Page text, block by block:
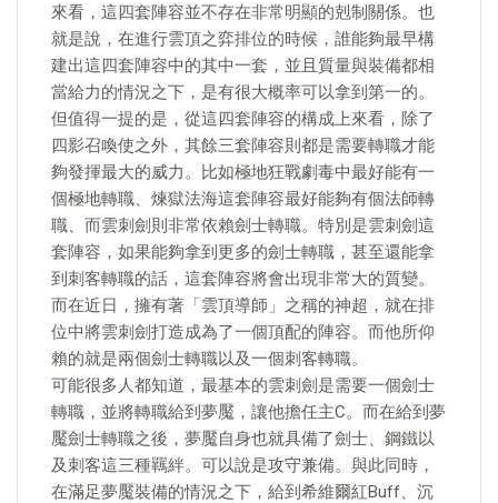
來看，這四套陣容並不存在非常明顯的剋制關係。也
就是說，在進行雲頂之弈排位的時候，誰能夠最早構
建出這四套陣容中的其中一套，並且質量與裝備都相
當給力的情況之下，是有很大概率可以拿到第一的。
但值得一提的是，從這四套陣容的構成上來看，除了
四影召喚使之外，其餘三套陣容則都是需要轉職才能
夠發揮最大的威力。比如極地狂戰劇毒中最好能有一
個極地轉職、煉獄法海這套陣容最好能夠有個法師轉
職、而雲刺劍則非常依賴劍士轉職。特別是雲刺劍這
套陣容，如果能夠拿到更多的劍士轉職，甚至還能拿
到刺客轉職的話，這套陣容將會出現非常大的質變。
而在近日，擁有著「雲頂導師」之稱的神超，就在排
位中將雲刺劍打造成為了一個頂配的陣容。而他所仰
賴的就是兩個劍士轉職以及一個刺客轉職。
可能很多人都知道，最基本的雲刺劍是需要一個劍士
轉職，並將轉職給到夢魘，讓他擔任主C。而在給到夢
魘劍士轉職之後，夢魘自身也就具備了劍士、鋼鐵以
及刺客這三種羈絆。可以說是攻守兼備。與此同時，
在滿足夢魘裝備的情況之下，給到希維爾紅Buff、沉